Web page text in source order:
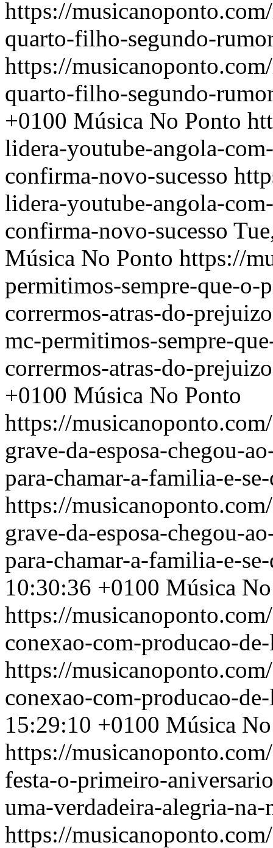
https://
quarto-filho-segundo-
https://
quarto-filho-segundo-
+0100 Música No Ponto
lidera-youtube-angola-
confirma-novo-sucesso
lidera-youtube-angola-
confirma-novo-sucesso
Música No Ponto https://
permitimos-sempre-que-o-
corrermos-atras-do-
mc-permitimos-sempre-
corrermos-atras-do-prejuizo
+0100 Música No Ponto
https://
grave-da-esposa-chegou-
para-chamar-a-familia-e-
https://
grave-da-esposa-chegou-
para-chamar-a-familia-e-
10:30:36 +0100 Música
https://
conexao-com-producao-
https://
conexao-com-producao-
15:29:10 +0100 Música
https://
festa-o-primeiro-
uma-verdadeira-alegria-
https://